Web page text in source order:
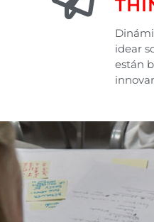
idear
están